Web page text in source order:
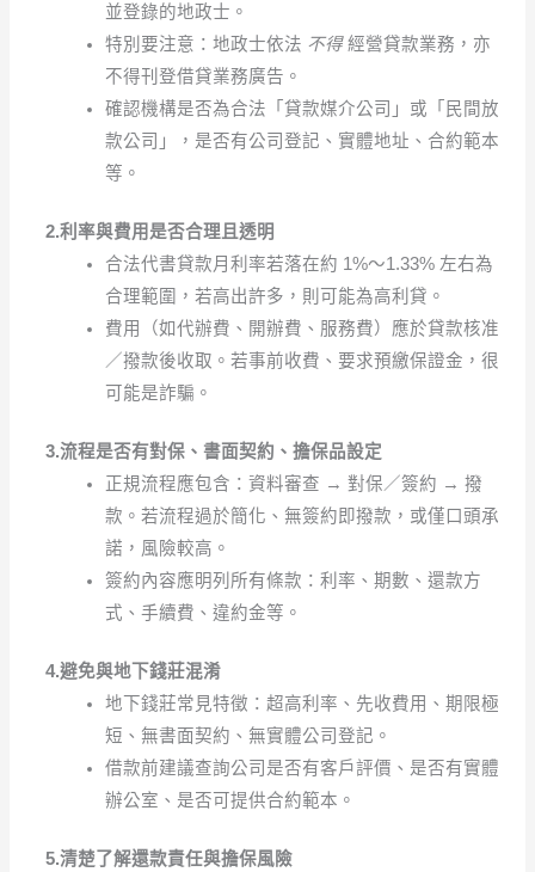
並登錄的地政士。
特別要注意：地政士依法 不得經營貸款業務，亦
不得刊登借貸業務廣告。
確認機構是否為合法「貸款媒介公司」或「民間放
款公司」，是否有公司登記、實體地址、合約範本
等。
2.利率與費用是否合理且透明
合法代書貸款月利率若落在約 1%～1.33% 左右為
合理範圍，若高出許多，則可能為高利貸。
費用（如代辦費、開辦費、服務費）應於貸款核准
／撥款後收取。若事前收費、要求預繳保證金，很
可能是詐騙。
3.流程是否有對保、書面契約、擔保品設定
正規流程應包含：資料審查 → 對保／簽約 → 撥
款。若流程過於簡化、無簽約即撥款，或僅口頭承
諾，風險較高。
簽約內容應明列所有條款：利率、期數、還款方
式、手續費、違約金等。
4.避免與地下錢莊混淆
地下錢莊常見特徵：超高利率、先收費用、期限極
短、無書面契約、無實體公司登記。
借款前建議查詢公司是否有客戶評價、是否有實體
辦公室、是否可提供合約範本。
5.清楚了解還款責任與擔保風險